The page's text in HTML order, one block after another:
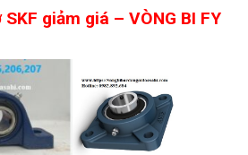
giảm giá – VÒNG BI FY